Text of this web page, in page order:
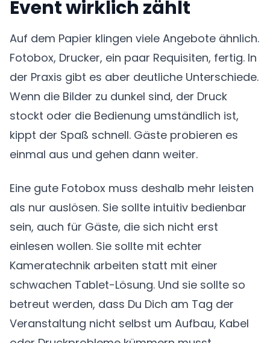
Event wirklich zählt
Auf dem Papier klingen viele Angebote ähnlich.
Fotobox, Drucker, ein paar Requisiten, fertig. In
der Praxis gibt es aber deutliche Unterschiede.
Wenn die Bilder zu dunkel sind, der Druck
stockt oder die Bedienung umständlich ist,
kippt der Spaß schnell. Gäste probieren es
einmal aus und gehen dann weiter.
Eine gute Fotobox muss deshalb mehr leisten
als nur auslösen. Sie sollte intuitiv bedienbar
sein, auch für Gäste, die sich nicht erst
einlesen wollen. Sie sollte mit echter
Kameratechnik arbeiten statt mit einer
schwachen Tablet-Lösung. Und sie sollte so
betreut werden, dass Du Dich am Tag der
Veranstaltung nicht selbst um Aufbau, Kabel